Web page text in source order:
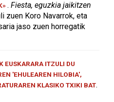
. Fiesta, eguzkia jaikitzen
zuen Koro Navarrok, eta
jaso zuen horregatik
EUSKARARA ITZULI DU
'EHULEAREN HILOBIA',
KLASIKO TXIKI BAT.